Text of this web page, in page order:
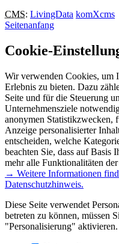
CMS: LivingData komXcms
Seitenanfang
Cookie-
Wir verwenden Cookies, um
Erlebnis zu bieten. Dazu
Seite und für die Steuerung
Unternehmensziele
anonymen Statistikzwecken,
Anzeige personalisierter
entscheiden, welche
beachten Sie, dass auf
mehr alle Funktionalitäten
→ Weitere Informationen
Datenschutzhinweis.
Diese Seite verwendet
betreten zu können, müssen
"Personalisierung" aktivieren.